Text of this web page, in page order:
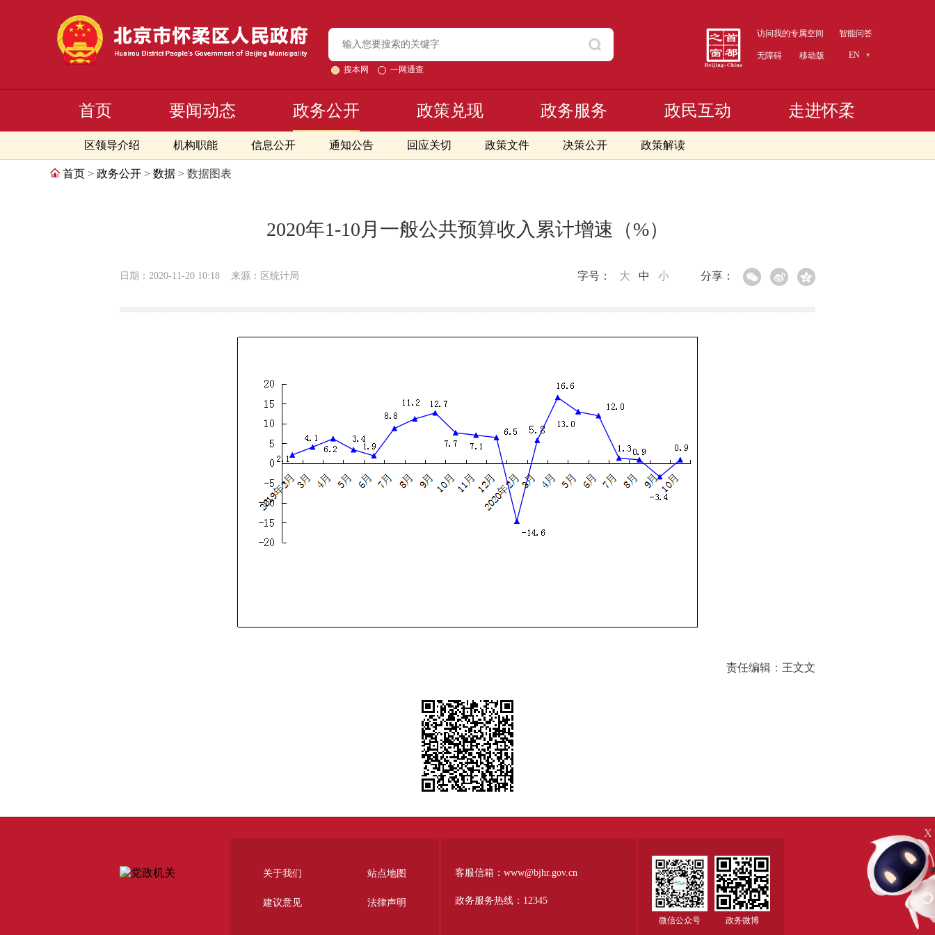
搜本网 一网通查
访问我的专属空间 智能问答
无障碍 移动版 EN
首页 要闻动态 政务公开
区领导介绍 机构职能 信息公开 通知公告 回应关切 政策文件 决策公开 政策解读
政策兑现 政务服务 政民互动 走进怀柔
首页 > 政务公开 > 数据 > 数据图表
2020年1-10月一般公共预算收入累计增速（%）
日期：2020-11-20 10:18 来源：区统计局 分享：
字号： 大 中 小
责任编辑：王文文
关于我们 站点地图
建议意见 法律声明
客服信箱：www@bjhr.gov.cn
政务服务热线：12345
微信公众号 政务微博
X